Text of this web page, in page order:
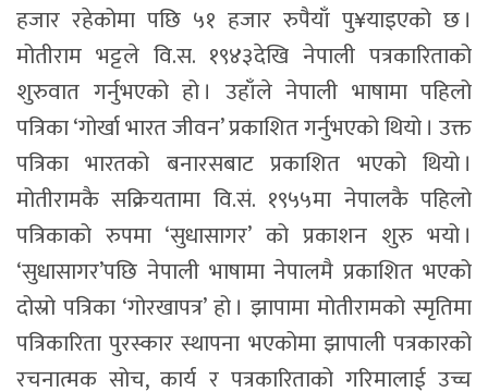
हजार रहेकोमा पछि ५१ हजार रुपैयाँ पु¥याइएको छ ।
मोतीराम भट्टले वि.स. १९४३देखि नेपाली पत्रकारिताको
शुरुवात गर्नुभएको हो । उहाँले नेपाली भाषामा पहिलो
पत्रिका ‘गोर्खा भारत जीवन’ प्रकाशित गर्नुभएको थियो । उक्त
पत्रिका भारतको बनारसबाट प्रकाशित भएको थियो ।
मोतीरामकै सक्रियतामा वि.सं. १९५५मा नेपालकै पहिलो
पत्रिकाको रुपमा ‘सुधासागर’ को प्रकाशन शुरु भयो ।
‘सुधासागर’पछि नेपाली भाषामा नेपालमै प्रकाशित भएको
दोस्रो पत्रिका ‘गोरखापत्र’ हो । झापामा मोतीरामको स्मृतिमा
पत्रिकारिता पुरस्कार स्थापना भएकोमा झापाली पत्रकारको
रचनात्मक सोच, कार्य र पत्रकारिताको गरिमालाई उच्च